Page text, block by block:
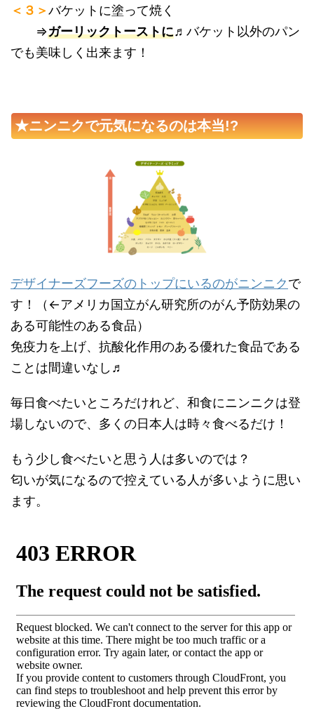
＜３＞バケットに塗って焼く
⇒ガーリックトーストに♬バケット以外のパン
でも美味しく出来ます！
★ニンニクで元気になるのは本当!?
デザイナーズフーズのトップにいるのがニンニクで
す！（←アメリカ国立がん研究所のがん予防効果の
ある可能性のある食品）
免疫力を上げ、抗酸化作用のある優れた食品である
ことは間違いなし♬
毎日食べたいところだけれど、和食にニンニクは登
場しないので、多くの日本人は時々食べるだけ！
もう少し食べたいと思う人は多いのでは？
匂いが気になるので控えている人が多いように思い
ます。